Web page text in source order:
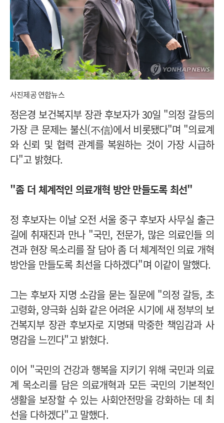
사진제공 연합뉴스
정은경 보건복지부 장관 후보자가 30일 "의정 갈등의
가장 큰 문제는 불신(不信)에서 비롯됐다"며 "의료계
와 신뢰 및 협력 관계를 복원하는 것이 가장 시급하
다"고 밝혔다.
"좀 더 체계적인 의료개혁 방안 만들도록 최선"
정 후보자는 이날 오전 서울 중구 후보자 사무실 출근
길에 취재진과 만나 "국민, 전문가, 많은 의료인들 의
견과 현장 목소리를 잘 담아 좀 더 체계적인 의료 개혁
방안을 만들도록 최선을 다하겠다"며 이같이 말했다.
그는 후보자 지명 소감을 묻는 질문에 "의정 갈등, 초
고령화, 양극화 심화 같은 어려운 시기에 새 정부의 보
건복지부 장관 후보자로 지명돼 막중한 책임감과 사
명감을 느낀다"고 밝혔다.
이어 "국민의 건강과 행복을 지키기 위해 국민과 의료
계 목소리를 담은 의료개혁과 모든 국민의 기본적인
생활을 보장할 수 있는 사회안전망을 강화하는 데 최
선을 다하겠다"고 말했다.